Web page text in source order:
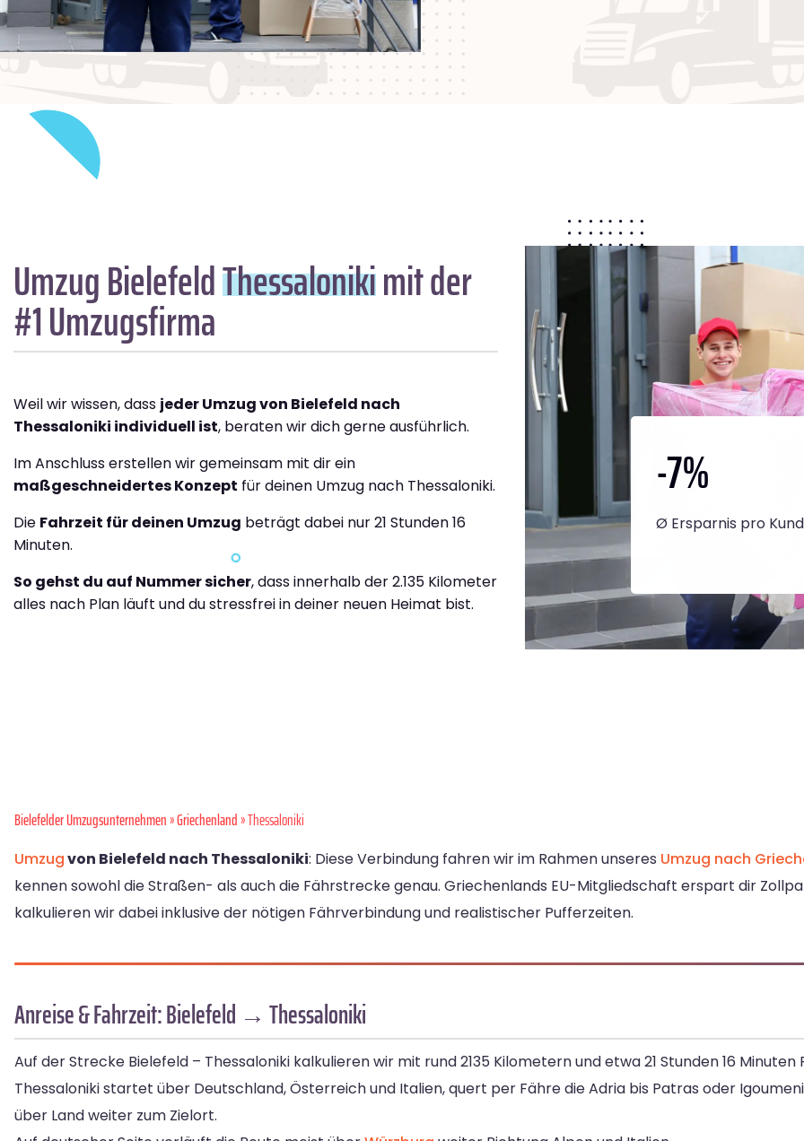
Umzug BielefeldThessalonikimit der
#1 Umzugsfirma
Weil wir wissen, dass jeder Umzug von Bielefeld nach
Thessaloniki individuell ist, beraten wir dich gerne ausführlich.
Im Anschluss erstellen wir gemeinsam mit dir ein
maßgeschneidertes Konzept für deinen Umzug nach Thessaloniki.
Die Fahrzeit für deinen Umzug beträgt dabei nur 21 Stunden 16
Minuten.
So gehst du auf Nummer sicher, dass innerhalb der 2.135 Kilometer
alles nach Plan läuft und du stressfrei in deiner neuen Heimat bist.
-7%
Ø Ersparnis pro
Bielefelder Umzugsunternehmen»Griechenland» Thessaloniki
Umzugvon Bielefeld nach Thessaloniki: Diese Verbindung fahren wir im Rahmen unseres Umzug nach
kennen sowohl die Straßen- als auch die Fährstrecke genau. Griechenlands EU-Mitgliedschaft erspart dir
kalkulieren wir dabei inklusive der nötigen Fährverbindung und realistischer Pufferzeiten.
Anreise & Fahrzeit: Bielefeld → Thessaloniki
Auf der Strecke Bielefeld – Thessaloniki kalkulieren wir mit rund 2135 Kilometern und etwa 21 Stunden 16
Thessaloniki startet über Deutschland, Österreich und Italien, quert per Fähre die Adria bis Patras oder
über Land weiter zum Zielort.